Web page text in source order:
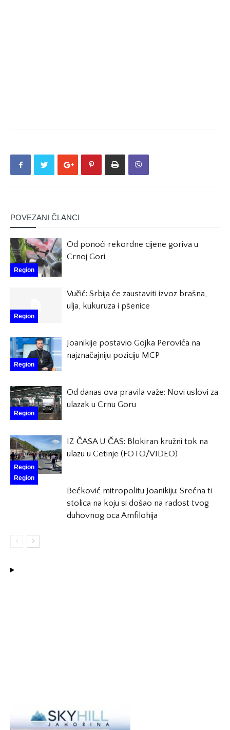
POVEZANI ČLANCI
Region
Od ponoći rekordne cijene goriva u
Crnoj Gori
Region
Vučić: Srbija će zaustaviti izvoz brašna,
ulja, kukuruza i pšenice
Region
Joanikije postavio Gojka Perovića na
najznačajniju poziciju MCP
Region
Od danas ova pravila važe: Novi uslovi za
ulazak u Crnu Goru
Region
IZ ČASA U ČAS: Blokiran kružni tok na
ulazu u Cetinje (FOTO/VIDEO)
Region
Bećković mitropolitu Joanikiju: Srećna ti
stolica na koju si došao na radost tvog
duhovnog oca Amfilohija